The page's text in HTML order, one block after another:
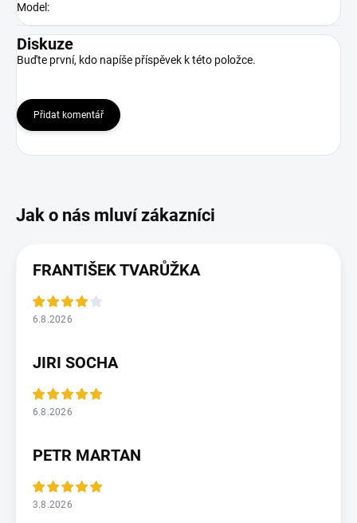
Model :
Diskuze
Buďte první, kdo napíše příspěvek k této položce.
Přidat komentář
FRANTIŠEK TVARŮŽKA
6.8.2026
JIRI SOCHA
6.8.2026
PETR MARTAN
3.8.2026